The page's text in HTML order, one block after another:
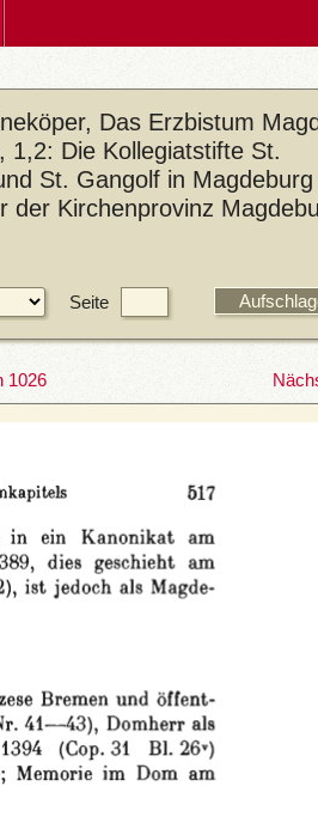
Das Erzbistum
Die Kollegiatstifte St.
St. Gangolf in Magdeburg
der Kirchenprovinz
Seite
1026